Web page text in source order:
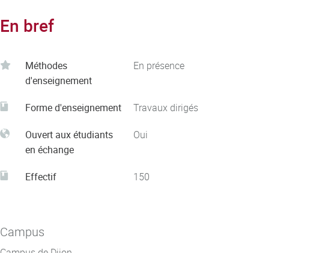
En bref
Méthodes
d'enseignement
En présence
Forme d'enseignement Travaux dirigés
Ouvert aux étudiants
en échange
Oui
Effectif 150
Campus